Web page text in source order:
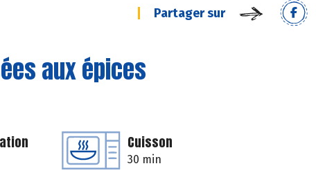
Partager sur
aux épices
Cuisson
30 min